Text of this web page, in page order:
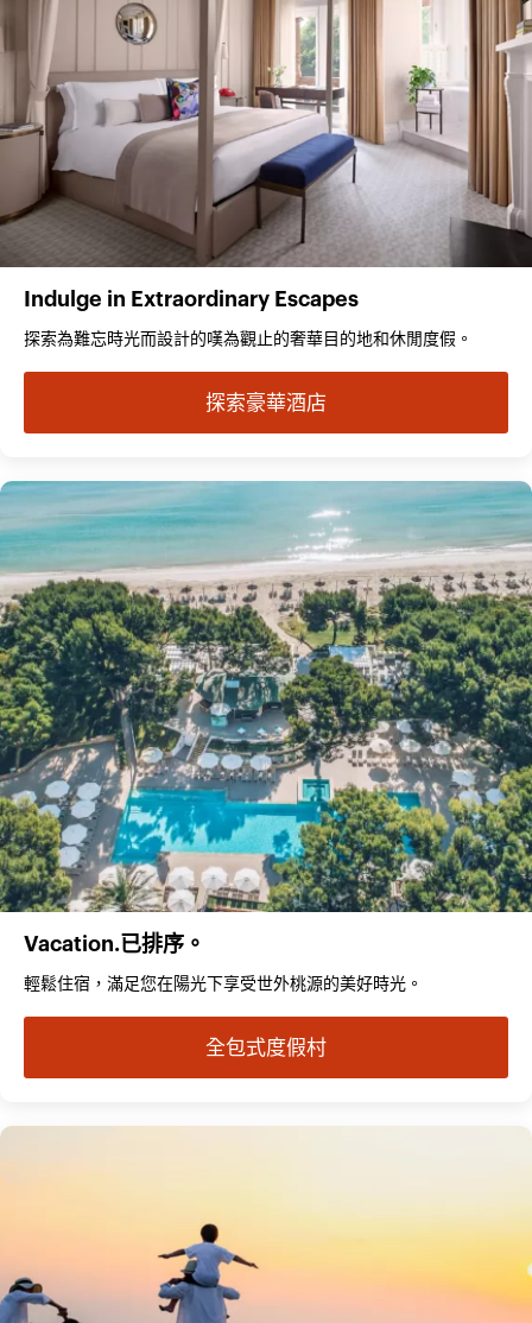
Indulge in Extraordinary Escapes
探索為難忘時光而設計的嘆為觀止的奢華目的地和休閒度假。
探索豪華酒店
Vacation.已排序。
輕鬆住宿，滿足您在陽光下享受世外桃源的美好時光。
全包式度假村